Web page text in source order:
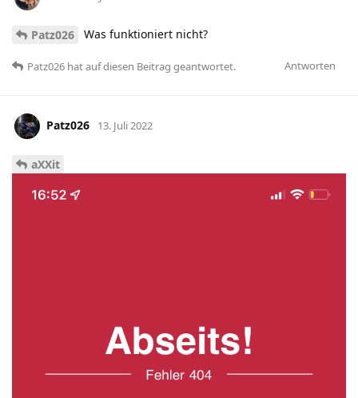
Patz026 Was funktioniert nicht?
Antworten
Patz026 hatauf diesen Beitrag geantwortet.
Patz026 13. Juli 2022
aXXit